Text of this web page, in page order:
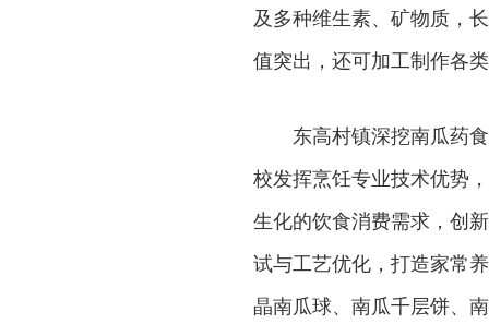
及多种维生素、矿物质，
值突出，还可加工制作各
东高村镇深挖南瓜药
校发挥烹饪专业技术优势
生化的饮食消费需求，创
试与工艺优化，打造家常
晶南瓜球、南瓜千层饼、